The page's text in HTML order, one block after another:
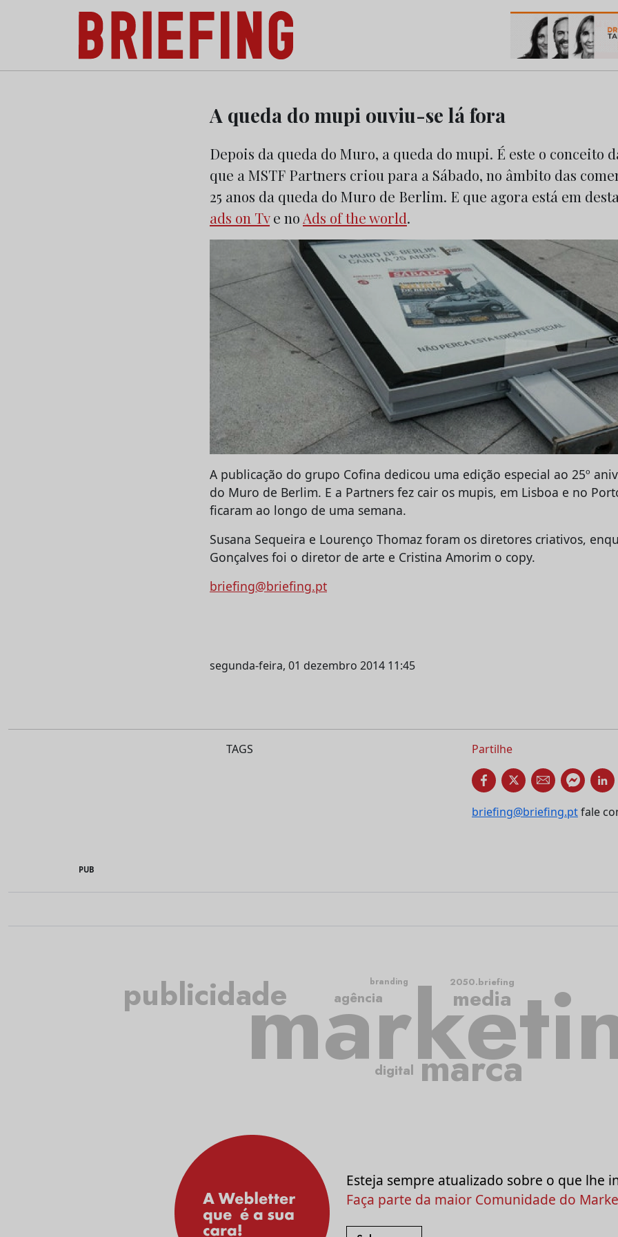
Briefing: Todas as notícias sobre os negócios do Marketing e da Publicidade
A queda do mupi ouviu-se lá fora
Depois da queda do Muro, a queda do mupi. É este o conceito
que a MSTF Partners criou para a Sábado, no âmbito das
25 anos da queda do Muro de Berlim. E que agora está em
ads on Tve no Ads of the world.
A publicação do grupo Cofina dedicou uma edição especial ao 25º
do Muro de Berlim. E a Partners fez cair os mupis, em Lisboa e no
ficaram ao longo de uma semana.
Susana Sequeira e Lourenço Thomaz foram os diretores criativos,
Gonçalves foi o diretor de arte e Cristina Amorim o copy.
briefing@briefing.pt
segunda-feira, 01 dezembro 2014 11:45
TAGS Partilhe
briefing@briefing.ptfale
PUB
publicidade
marca
media
agência
digital
2050.briefing
branding
Esteja sempre atualizado sobre o que lhe
Faça parte da maior Comunidade do